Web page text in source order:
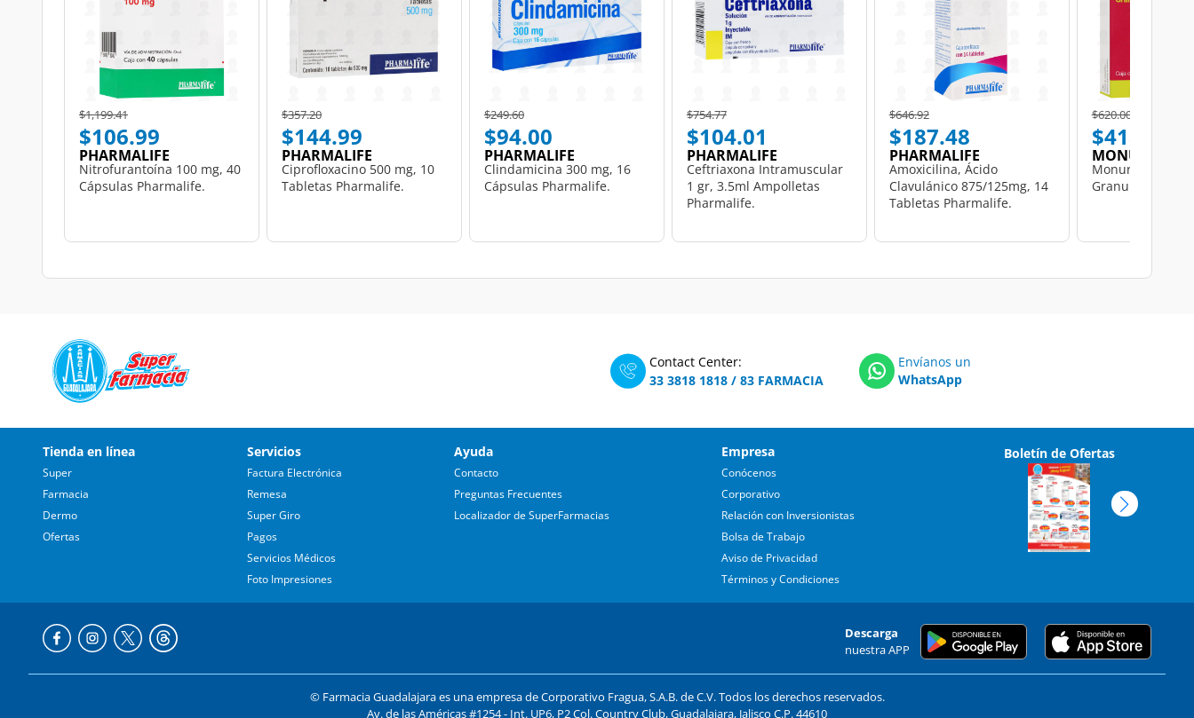
Price reduced from
$1,199.41to
$106.99
PHARMALIFE
Nitrofurantoína 100 mg, 40
Cápsulas Pharmalife.
Price reduced from
$357.20to
$144.99
PHARMALIFE
Ciprofloxacino 500 mg, 10
Tabletas Pharmalife.
Price reduced from
$249.60to
$94.00
PHARMALIFE
Clindamicina 300 mg, 16
Cápsulas Pharmalife.
Price reduced from
$754.77to
$104.01
PHARMALIFE
Ceftriaxona Intramuscular
1 gr, 3.5ml Ampolletas
Pharmalife.
Price reduced from
$646.92to
$187.48
PHARMALIFE
Amoxicilina, Ácido
Clavulánico 875/125mg, 14
Tabletas Pharmalife.
Price reduced from
$620.00
$418.50
MONUROL
Monurol 3 gr, 1
Granulado.
Contact Center:
33 3818 1818 / 83 FARMACIA
Envíanos un
WhatsApp
Tienda en línea
Super
Farmacia
Dermo
Ofertas
Servicios
Factura Electrónica
Remesa
Super Giro
Pagos
Servicios Médicos
Foto Impresiones
Ayuda
Contacto
Preguntas Frecuentes
Localizador de SuperFarmacias
Empresa
Conócenos
Corporativo
Relación con Inversionistas
Bolsa de Trabajo
Aviso de Privacidad
Términos y Condiciones
Boletín de Ofertas
Descarga
nuestra APP
© Farmacia Guadalajara es una empresa de Corporativo Fragua, S.A.B. de C.V. Todos los derechos reservados.
Av. de las Américas #1254 - Int. UP6, P2 Col. Country Club, Guadalajara, Jalisco C.P. 44610